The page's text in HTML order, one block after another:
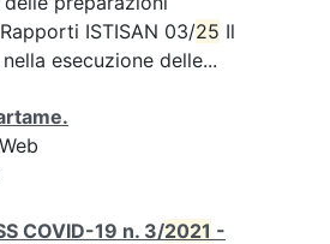
ISTISAN 03/25 Il
esecuzione delle...
COVID-19 n. 3/2021 -